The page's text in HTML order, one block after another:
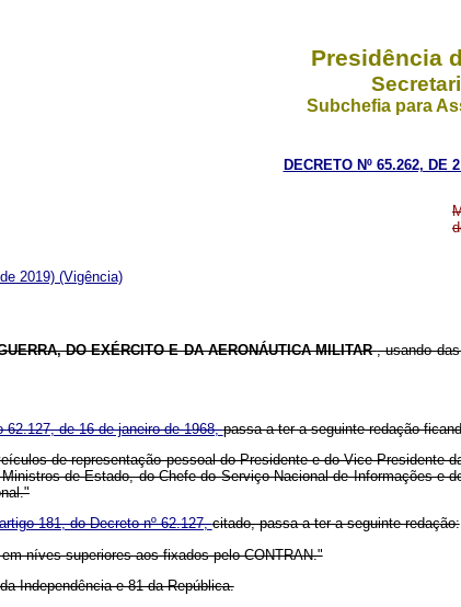
Presidência
Subchefia para
DECRETO Nº 65.262, DE
2019) (Vigência)
DO EXÉRCITO E DA AERONÁUTICA MILITAR, usando
62.127, de 16 de janeiro de 1968,passa a ter a seguinte redação
de representação pessoal do Presidente e do Vice-Presidente
de Estado, do Chefe do Serviço Nacional de Informações
181, do Decreto nº 62.127,citado, passa a ter a seguinte redação:
níves superiores aos fixados pelo CONTRAN."
Independência e 81 da República.